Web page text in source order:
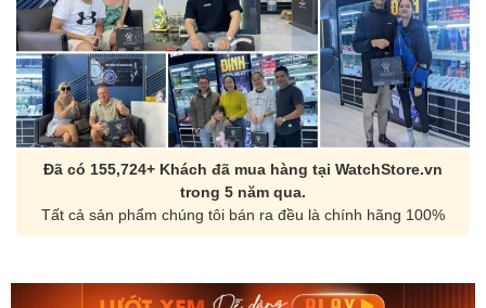
Đã có 155,724+ Khách đã mua hàng tại WatchStore.vn
trong 5 năm qua.
Tất cả sản phẩm chúng tôi bán ra đều là chính hãng 100%
Orient Nam RA-
Mua ngay
Casio Nam MTS-
Mua ngay